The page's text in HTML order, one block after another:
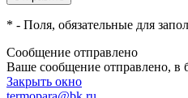
* - Поля, обязательные для
Сообщение отправлено
Ваше сообщение отправлено, в
Закрыть окно